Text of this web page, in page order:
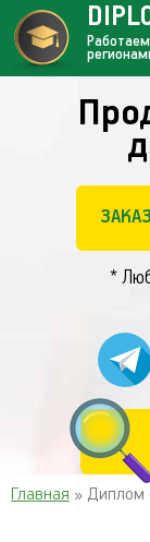
*
Главная » Диплом